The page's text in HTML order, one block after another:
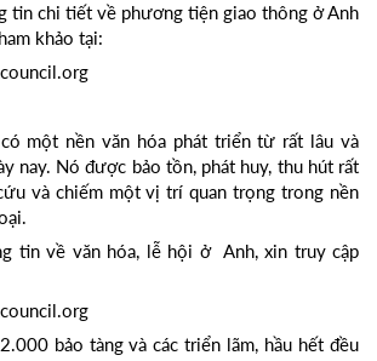
tin chi tiết về phương tiện giao thông ở Anh
khảo tại:
một nền văn hóa phát triển từ rất lâu và
nay. Nó được bảo tồn, phát huy, thu hút rất
và chiếm một vị trí quan trọng trong nền
tin về văn hóa, lễ hội ở Anh, xin truy cập
bảo tàng và các triển lãm, hầu hết đều